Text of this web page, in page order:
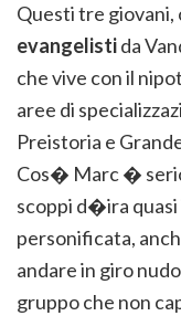
Questi tre giovani,
evangelistida
che vive con il
aree di
Preistoria e
Cos� Marc �
scoppi d�ira
personificata,
andare in giro
gruppo che non